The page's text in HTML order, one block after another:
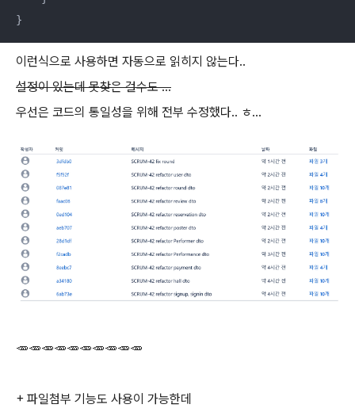
}
이런식으로 사용하면 자동으로 읽히지 않는다..
설정이 있는데 못찾은 걸수도 ...
우선은 코드의 통일성을 위해 전부 수정했다.. ㅎ...
🥕🥕🥕🥕🥕🥕🥕🥕🥕🥕
+ 파일첨부 기능도 사용이 가능한데